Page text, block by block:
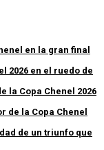
en la gran final
2026 en el ruedo de
la Copa Chenel 2026
de la Copa Chenel
de un triunfo que